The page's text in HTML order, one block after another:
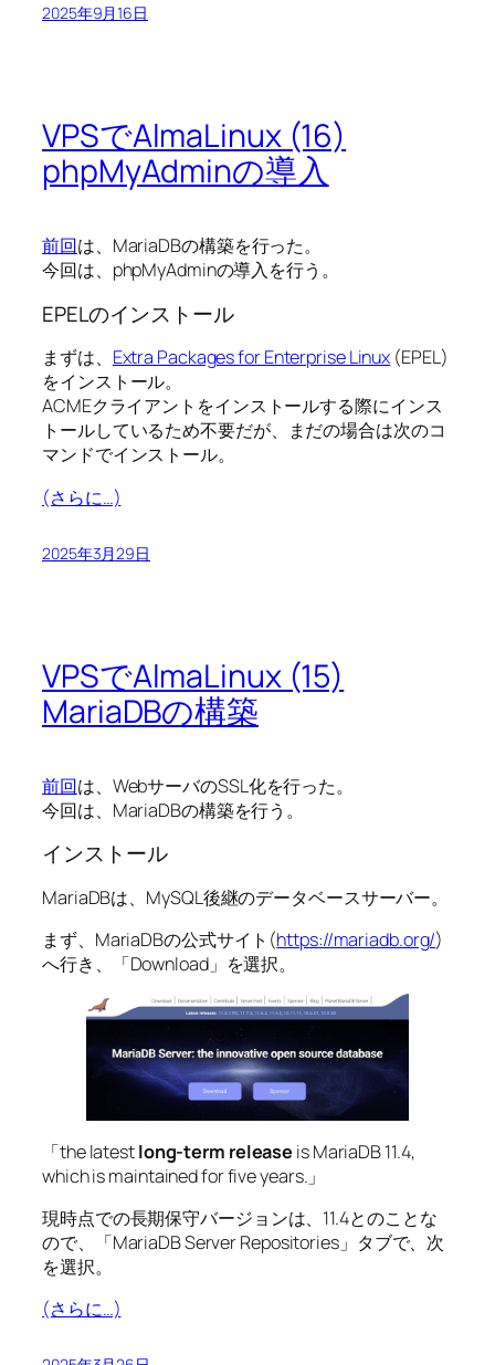
2025年9月16日
VPSでAlmaLinux (16)
phpMyAdminの導入
前回は、MariaDBの構築を行った。
今回は、phpMyAdminの導入を行う。
EPELのインストール
まずは、 Extra Packages for Enterprise Linux (EPEL)
をインストール。
ACMEクライアントをインストールする際にインス
トールしているため不要だが、まだの場合は次のコ
マンドでインストール。
(さらに…)
2025年3月29日
VPSでAlmaLinux (15)
MariaDBの構築
前回は、WebサーバのSSL化を行った。
今回は、MariaDBの構築を行う。
インストール
MariaDBは、MySQL後継のデータベースサーバー。
まず、MariaDBの公式サイト(https://mariadb.org/)
へ行き、「Download」を選択。
「the latestlong-term release is MariaDB 11.4,
which is maintained for five years.」
現時点での長期保守バージョンは、11.4とのことな
ので、「MariaDB Server Repositories」タブで、次
を選択。
(さらに…)